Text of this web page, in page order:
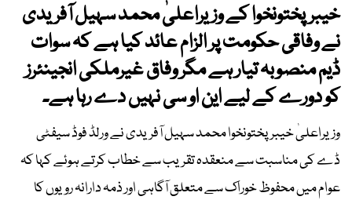
خیبرپختونخوا کے وزیراعلیٰ محمد سہیل آفریدی
نے وفاقی حکومت پر الزام عائد کیا ہے کہ سوات
ڈیم منصوبہ تیار ہے مگر وفاق غیرملکی انجینئرز
کو دورے کے لیے این او سی نہیں دے رہا ہے۔
وزیراعلیٰ خیبرپختونخوا محمد سہیل آفریدی نے ورلڈ فوڈ سیفٹی
ڈے کی مناسبت سے منعقدہ تقریب سے خطاب کرتے ہوئے کہا کہ
عوام میں محفوظ خوراک سے متعلق آگاہی اور ذمہ دارانہ رویوں کا